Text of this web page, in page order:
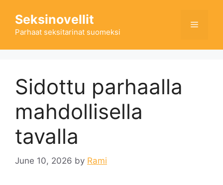
content
Seksinovellit
Parhaat seksitarinat suomeksi
Menu
Sidottu parhaalla
mahdollisella
tavalla
June 10, 2026 by Rami